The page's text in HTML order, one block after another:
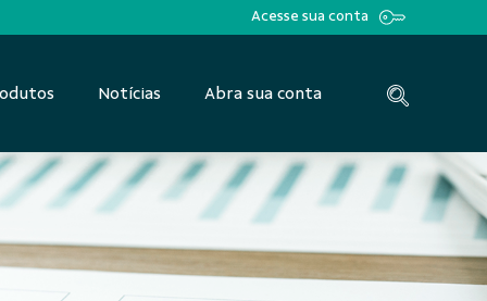
Acesse sua conta
Notícias Abra sua conta